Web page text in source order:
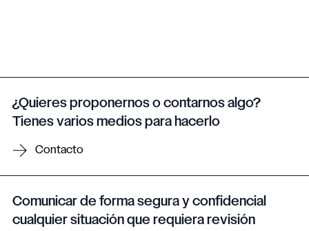
¿Quieres proponernos o contarnos algo?
Tienes varios medios para hacerlo
Contacto
Comunicar de forma segura y confidencial
cualquier situación que requiera revisión